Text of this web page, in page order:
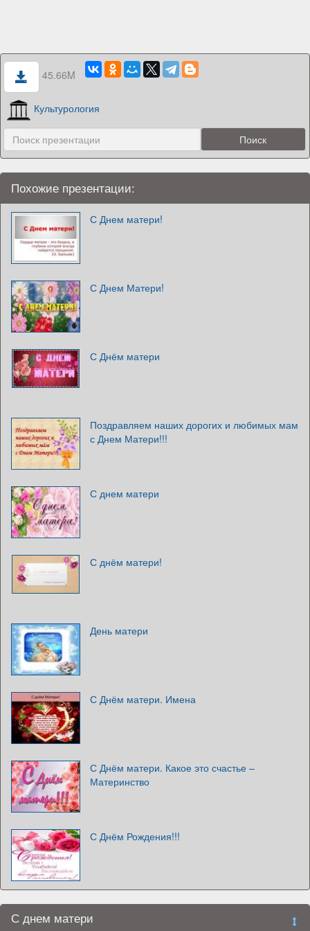
45.66M
Культурология
Похожие презентации:
С Днем матери!
С Днем Матери!
С Днём матери
Поздравляем наших дорогих и любимых мам
с Днем Матери!!!
С днем матери
С днём матери!
День матери
С Днём матери. Имена
С Днём матери. Какое это счастье –
Материнство
С Днём Рождения!!!
С днем матери